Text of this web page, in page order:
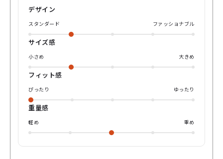
レンズも程よく透けるカラーになりますので、普段使いにも
ってこいでかっこいいフレームです😎 是非パリミキオンラ
イン購入又はパリミキ店舗までお越しくださいませ♪
デザイン
スタンダード ファッショナブル
サイズ感
小さめ 大きめ
フィット感
ぴったり ゆったり
重量感
軽め 重め